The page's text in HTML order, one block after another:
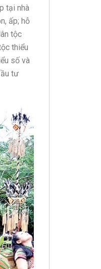
tại nhà
ấp; hỗ
tộc
thiểu
số và
tư